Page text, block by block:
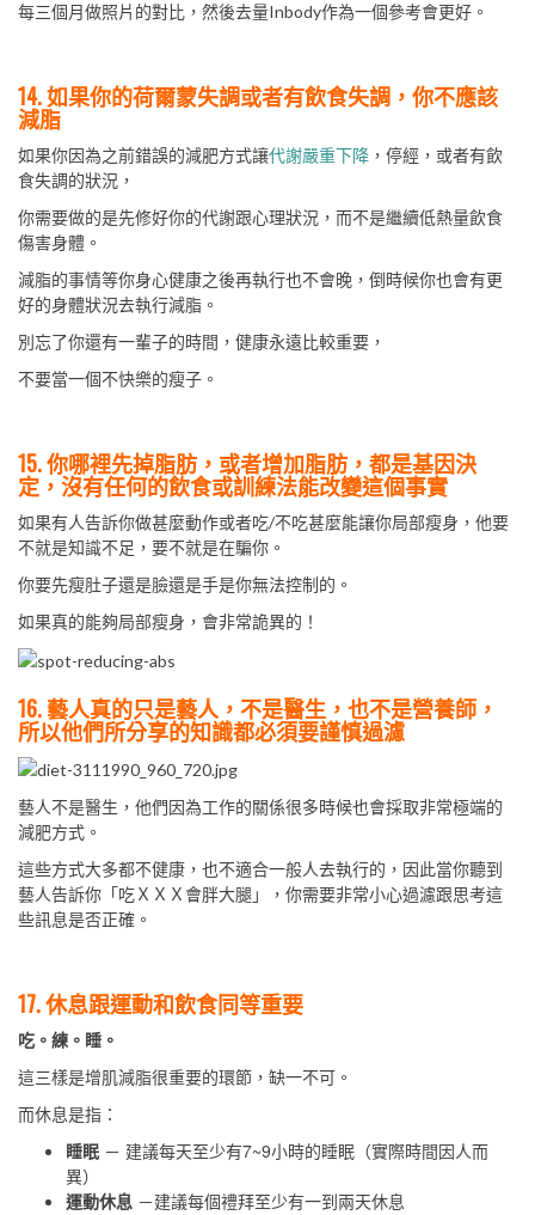
每三個月做照片的對比，然後去量Inbody作為一個參考會更好。
14. 如果你的荷爾蒙失調或者有飲食失調，你不應該
減脂
如果你因為之前錯誤的減肥方式讓代謝嚴重下降 ，停經，或者有飲
食失調的狀況，
你需要做的是先修好你的代謝跟心理狀況，而不是繼續低熱量飲食
傷害身體。
減脂的事情等你身心健康之後再執行也不會晚，倒時候你也會有更
好的身體狀況去執行減脂。
別忘了你還有一輩子的時間，健康永遠比較重要，
不要當一個不快樂的瘦子。
15. 你哪裡先掉脂肪，或者增加脂肪，都是基因決
定，沒有任何的飲食或訓練法能改變這個事實
如果有人告訴你做甚麼動作或者吃/不吃甚麼能讓你局部瘦身，他要
不就是知識不足，要不就是在騙你。
你要先瘦肚子還是臉還是手是你無法控制的。
如果真的能夠局部瘦身，會非常詭異的！
16. 藝人真的只是藝人，不是醫生，也不是營養師，
所以他們所分享的知識都必須要謹慎過濾
藝人不是醫生，他們因為工作的關係很多時候也會採取非常極端的
減肥方式。
這些方式大多都不健康，也不適合一般人去執行的，因此當你聽到
藝人告訴你「吃ＸＸＸ會胖大腿」，你需要非常小心過濾跟思考這
些訊息是否正確。
17. 休息跟運動和飲食同等重要
吃。練。睡。
這三樣是增肌減脂很重要的環節，缺一不可。
而休息是指：
睡眠 － 建議每天至少有7~9小時的睡眠（實際時間因人而
異）
運動休息 －建議每個禮拜至少有一到兩天休息